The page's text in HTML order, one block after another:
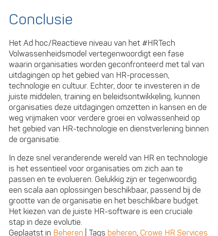
Conclusie
Het Ad hoc/Reactieve niveau van het #HRTech
Volwassenheidsmodel vertegenwoordigt een fase
waarin organisaties worden geconfronteerd met tal van
uitdagingen op het gebied van HR-processen,
technologie en cultuur. Echter, door te investeren in de
juiste middelen, training en beleidsontwikkeling, kunnen
organisaties deze uitdagingen omzetten in kansen en de
weg vrijmaken voor verdere groei en volwassenheid op
het gebied van HR-technologie en dienstverlening binnen
de organisatie.
In deze snel veranderende wereld van HR en technologie
is het essentieel voor organisaties om zich aan te
passen en te evolueren. Gelukkig zijn er tegenwoordig
een scala aan oplossingen beschikbaar, passend bij de
grootte van de organisatie en het beschikbare budget.
Het kiezen van de juiste HR-software is een cruciale
stap in deze evolutie.
Geplaatst in Beheren Tags beheren,Crowe HR Services